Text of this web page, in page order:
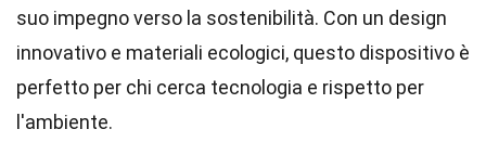
suo impegno verso la sostenibilità. Con un design
innovativo e materiali ecologici, questo dispositivo è
perfetto per chi cerca tecnologia e rispetto per
l'ambiente.